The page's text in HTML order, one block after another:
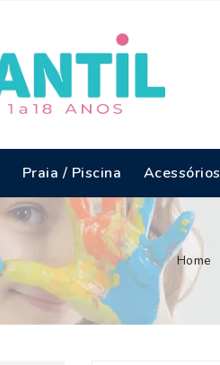
Praia / Piscina Acessórios
Home